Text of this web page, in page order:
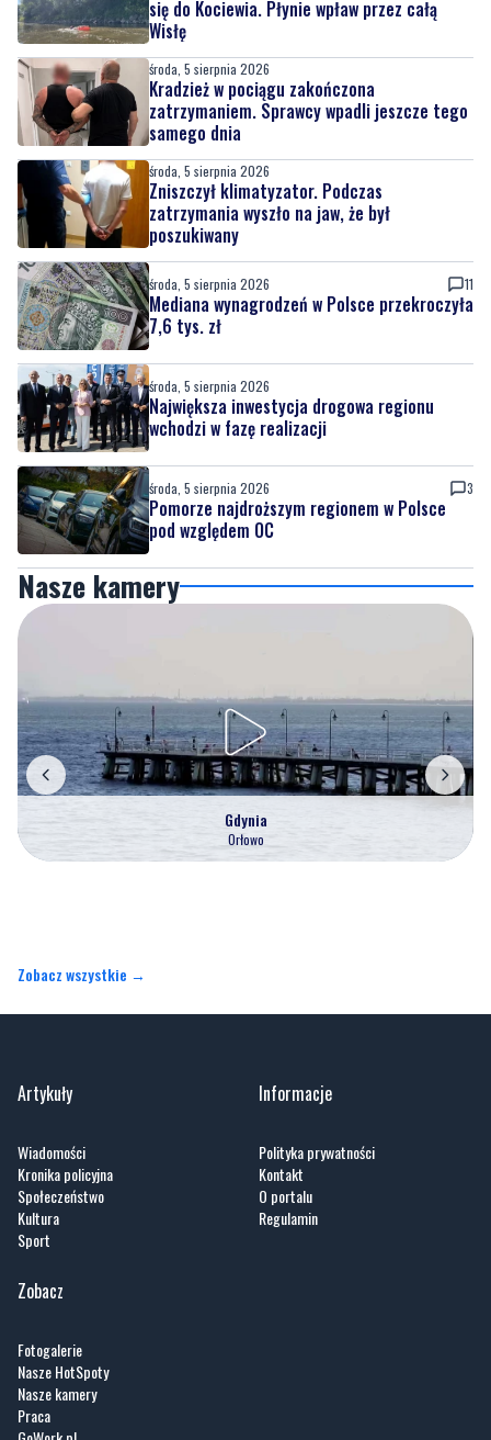
się do Kociewia. Płynie wpław przez całą
Wisłę
środa, 5 sierpnia 2026
Kradzież w pociągu zakończona
zatrzymaniem. Sprawcy wpadli jeszcze tego
samego dnia
środa, 5 sierpnia 2026
Zniszczył klimatyzator. Podczas
zatrzymania wyszło na jaw, że był
poszukiwany
środa, 5 sierpnia 2026 11
Mediana wynagrodzeń w Polsce przekroczyła
7,6 tys. zł
środa, 5 sierpnia 2026
Największa inwestycja drogowa regionu
wchodzi w fazę realizacji
środa, 5 sierpnia 2026 3
Pomorze najdroższym regionem w Polsce
pod względem OC
Nasze kamery
Gdynia
Orłowo
Zobacz wszystkie →
Artykuły
Wiadomości
Kronika policyjna
Społeczeństwo
Kultura
Sport
Informacje
Polityka prywatności
Kontakt
O portalu
Regulamin
Zobacz
Fotogalerie
Nasze HotSpoty
Nasze kamery
Praca